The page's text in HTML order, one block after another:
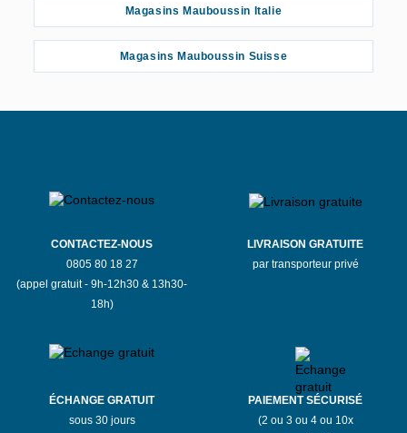
Magasins Mauboussin Italie
Magasins Mauboussin Suisse
CONTACTEZ-NOUS
0805 80 18 27
(appel gratuit - 9h-12h30 & 13h30-
18h)
LIVRAISON GRATUITE
par transporteur privé
ÉCHANGE GRATUIT
sous 30 jours
PAIEMENT SÉCURISÉ
(2 ou 3 ou 4 ou 10x